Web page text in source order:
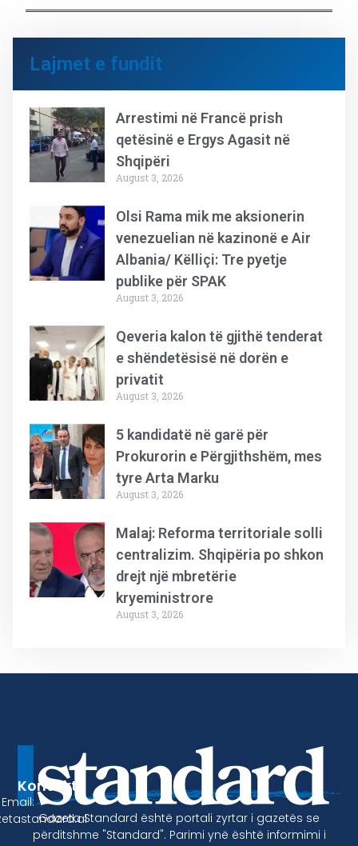
Lajmet e fundit
Arrestimi në Francë prish
qetësinë e Ergys Agasit në
Shqipëri
August 3, 2026
Olsi Rama mik me aksionerin
venezuelian në kazinonë e Air
Albania/ Këlliçi: Tre pyetje
publike për SPAK
August 3, 2026
Qeveria kalon të gjithë tenderat
e shëndetësisë në dorën e
privatit
August 3, 2026
5 kandidatë në garë për
Prokurorin e Përgjithshëm, mes
tyre Arta Marku
August 3, 2026
Malaj: Reforma territoriale solli
centralizim. Shqipëria po shkon
drejt një mbretërie
kryeministrore
August 3, 2026
Gazeta Standard është portali zyrtar i gazetës se
përditshme "Standard". Parimi ynë është informimi i
Kontakt
Email: